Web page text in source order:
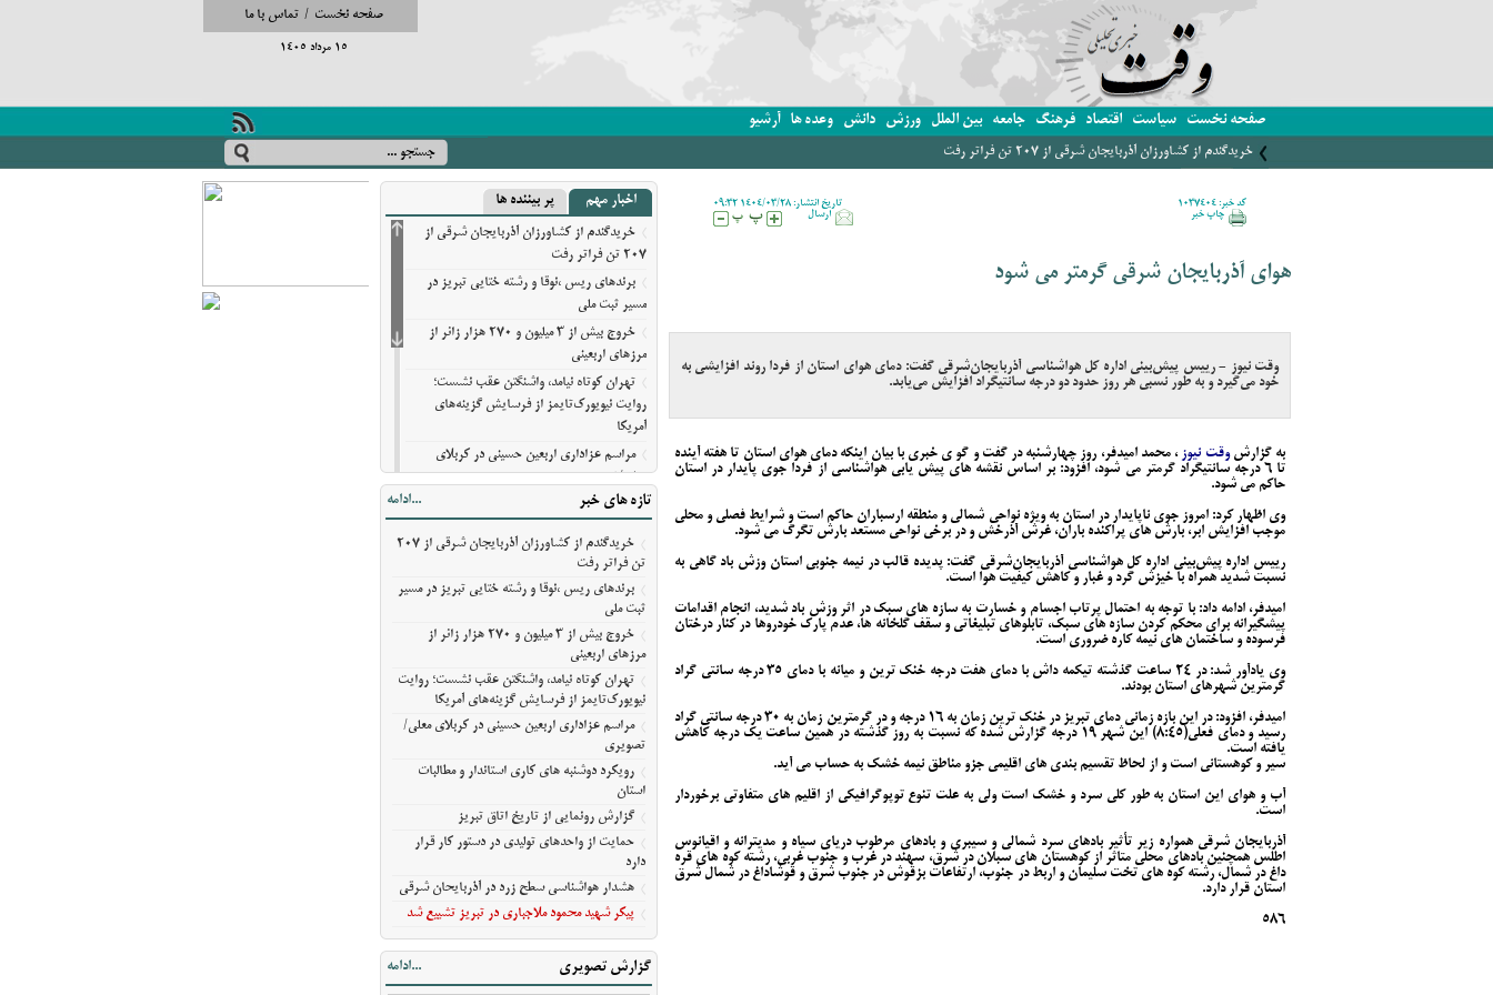
صفحه نخست / تماس با ما
15 مرداد 1405
صفحه نخست سیاست اقتصاد فرهنگ جامعه بین الملل ورزش دانش وعده ها آرشیو
خریدگندم از کشاورزان آذربایجان شرقی از 207 تن فراتر رفت
کد خبر: 1037404
تاریخ انتشار: 1404/03/28 09:32
چاپ خبر
ارسال
هوای آذربایجان شرقی گرمتر می شود
وقت نیوز - رییس پیش‌بینی اداره کل هواشناسی آذربایجان‌شرقی گفت: دمای هوای استان از فردا روند افزایشی به
خود می‌گیرد و به طور نسبی هر روز حدود دو درجه سانتیگراد افزایش می‌یابد.
به گزارشوقت نیوز ، محمد امیدفر، روز چهارشنبه در گفت و گو ی خبری با بیان اینکه دمای هوای استان تا هفته آینده
تا ۶ درجه سانتیگراد گرمتر می شود، افزود: بر اساس نقشه های پیش یابی هواشناسی از فردا جوی پایدار در استان
حاکم می شود.
وی اظهار کرد: امروز جوی ناپایدار در استان به ویژه نواحی شمالی و منطقه ارسباران حاکم است و شرایط فصلی و محلی
موجب افزایش ابر، بارش های پراکنده باران، غرش آذرخش و در برخی نواحی مستعد بارش تگرگ می شود.
رییس اداره پیش‌بینی اداره کل هواشناسی آذربایجان‌شرقی گفت: پدیده قالب در نیمه جنوبی استان وزش باد گاهی به
نسبت شدید همراه با خیزش گرد و غبار و کاهش کیفیت هوا است.
امیدفر، ادامه داد: با توجه به احتمال پرتاب اجسام و خسارت به سازه های سبک در اثر وزش باد شدید، انجام اقدامات
پیشگیرانه برای محکم کردن سازه های سبک، تابلوهای تبلیغاتی و سقف گلخانه ها، عدم پارک خودروها در کنار درختان
فرسوده و ساختمان های نیمه کاره ضروری است.
وی یادآور شد: در ۲۴ ساعت گذشته تیکمه داش با دمای هفت درجه خنک ترین و میانه با دمای ۳۵ درجه سانتی گراد
گرمترین شهرهای استان بودند.
امیدفر، افزود: در این بازه زمانی دمای تبریز در خنک ترین زمان به ۱۶ درجه و در گرمترین زمان به ۳۰ درجه سانتی گراد
رسید و دمای فعلی(۸:۴۵) این شهر ۱۹ درجه گزارش شده که نسبت به روز گذشته در همین ساعت یک درجه کاهش
یافته است.
سیر و کوهستانی است و از لحاظ تقسیم بندی های اقلیمی جزو مناطق نیمه خشک به حساب می آید.
آب و هوای این استان به طور کلی سرد و خشک است ولی به علت تنوع توپوگرافیکی از اقلیم های متفاوتی برخوردار
است.
آذربایجان شرقی همواره زیر تأثیر بادهای سرد شمالی و سیبری و بادهای مرطوب دریای سیاه و مدیترانه و اقیانوس
اطلس همچنین بادهای محلی متاثر از کوهستان های سبلان در شرق، سهند در غرب و جنوب غربی، رشته کوه های قره
داغ در شمال، رشته کوه های تخت سلیمان و اربط در جنوب، ارتفاعات بزقوش در جنوب شرق و قوشاداغ در شمال شرق
استان قرار دارد.
586
اخبار مهم پر بیننده ها
خریدگندم از کشاورزان آذربایجان شرقی از
207 تن فراتر رفت
برندهای ریس ،‌نوقا و رشته ختایی تبریز در
مسیر ثبت ملی
خروج بیش از ۳ میلیون و ۲۷۰ هزار زائر از
مرزهای اربعینی
تهران کوتاه نیامد، واشنگتن عقب نشست؛
روایت نیویورک‌تایمز از فرسایش گزینه‌های
آمریکا
مراسم عزاداری اربعین حسینی در کربلای
معلی/تصویری
رویکرد دوشنبه های کاری استاندار و مطالبات
گزارش رونمایی از تاریخ اتاق تبریز
حمایت از واحدهای تولیدی در دستور کار قرار
دارد
هشدار هواشناسی سطح زرد در آذربایحان
شرقی
پیکر شهید محمود ملاجباری در تبریز تشییع شد
تازه های خبر ...ادامه
خریدگندم از کشاورزان آذربایجان شرقی از 207
تن فراتر رفت
برندهای ریس ،‌نوقا و رشته ختایی تبریز در مسیر
ثبت ملی
خروج بیش از ۳ میلیون و ۲۷۰ هزار زائر از
مرزهای اربعینی
تهران کوتاه نیامد، واشنگتن عقب نشست؛ روایت
نیویورک‌تایمز از فرسایش گزینه‌های آمریکا
مراسم عزاداری اربعین حسینی در کربلای معلی/
تصویری
رویکرد دوشنبه های کاری استاندار و مطالبات
استان
گزارش رونمایی از تاریخ اتاق تبریز
حمایت از واحدهای تولیدی در دستور کار قرار
دارد
هشدار هواشناسی سطح زرد در آذربایحان شرقی
پیکر شهید محمود ملاجباری در تبریز تشییع شد
گزارش تصویری ...ادامه